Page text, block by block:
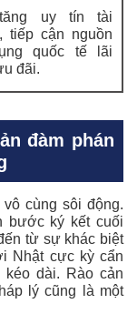
uy tín tài
tiếp cận nguồn
quốc tế lãi
đãi.
đàm phán
vô cùng sôi động.
bước ký kết cuối
từ sự khác biệt
Nhật cực kỳ cẩn
dài. Rào cản
lý cũng là một